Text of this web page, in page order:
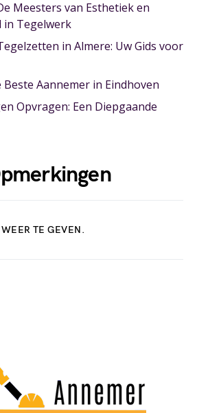
Meesters van Esthetiek en
in Tegelwerk
in Almere: Uw Gids voor
Beste Aannemer in Eindhoven
Opvragen: Een Diepgaande
TE GEVEN.